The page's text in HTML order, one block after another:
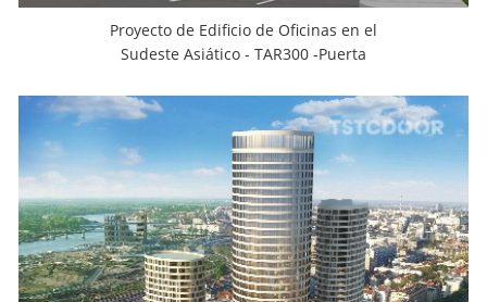
Proyecto de Edificio de Oficinas en el
Sudeste Asiático - TAR300 -Puerta